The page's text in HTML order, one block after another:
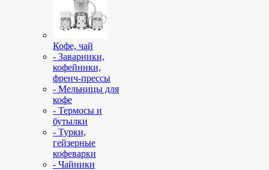
Кофе, чай
- Заварники,
кофейники,
френч-прессы
- Мельницы для
кофе
- Термосы и
бутылки
- Турки,
гейзерные
кофеварки
- Чайники